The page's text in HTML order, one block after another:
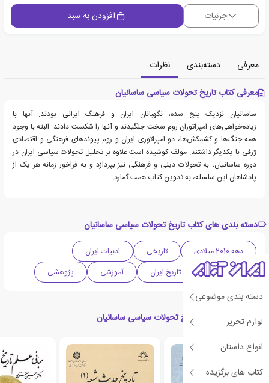
دسته بندی موضوعی
لوازم تحریر
انواع داستان
کتاب های برگزیده
جزئیات افزودن به سبد
معرفی دسته‌بندی
نظرات
معرفی کتاب تاریخ تحولات سیاسی ساسانیان
ساسانیان نزدیک پنج سده، نگهبانان ایران و فرهنگ ایرانی بودند. آنها با
زیاده‌خواهی‌های امپراتوران روم سخت جنگیدند و آنها را شکست دادند. البته با وجود
همه جنگ‌ها و کشمکش‌ها، دو امپراتوری ایران و روم پیوندهای فرهنگی و اقتصادی
ژرفی با یکدیگر داشتند. مولف کوشیده است علاوه بر تحلیل تحولات سیاسی ایران در
دوره ساسانیان، به تحولات دینی و فرهنگی نیز بپردازد و به فراخور زمانه هر یک از
پادشاهان این سلسله، به تدوین کتاب همت گمارد.
دسته بندی های کتاب تاریخ تحولات سیاسی ساسانیان
دهه 2010 میلادی تاریخی
ادبیات ایران
علوم انسانی
تاریخ ایران آموزشی پژوهشی
کتاب های مرتبط با تاریخ تحولات سیاسی ساسانیان